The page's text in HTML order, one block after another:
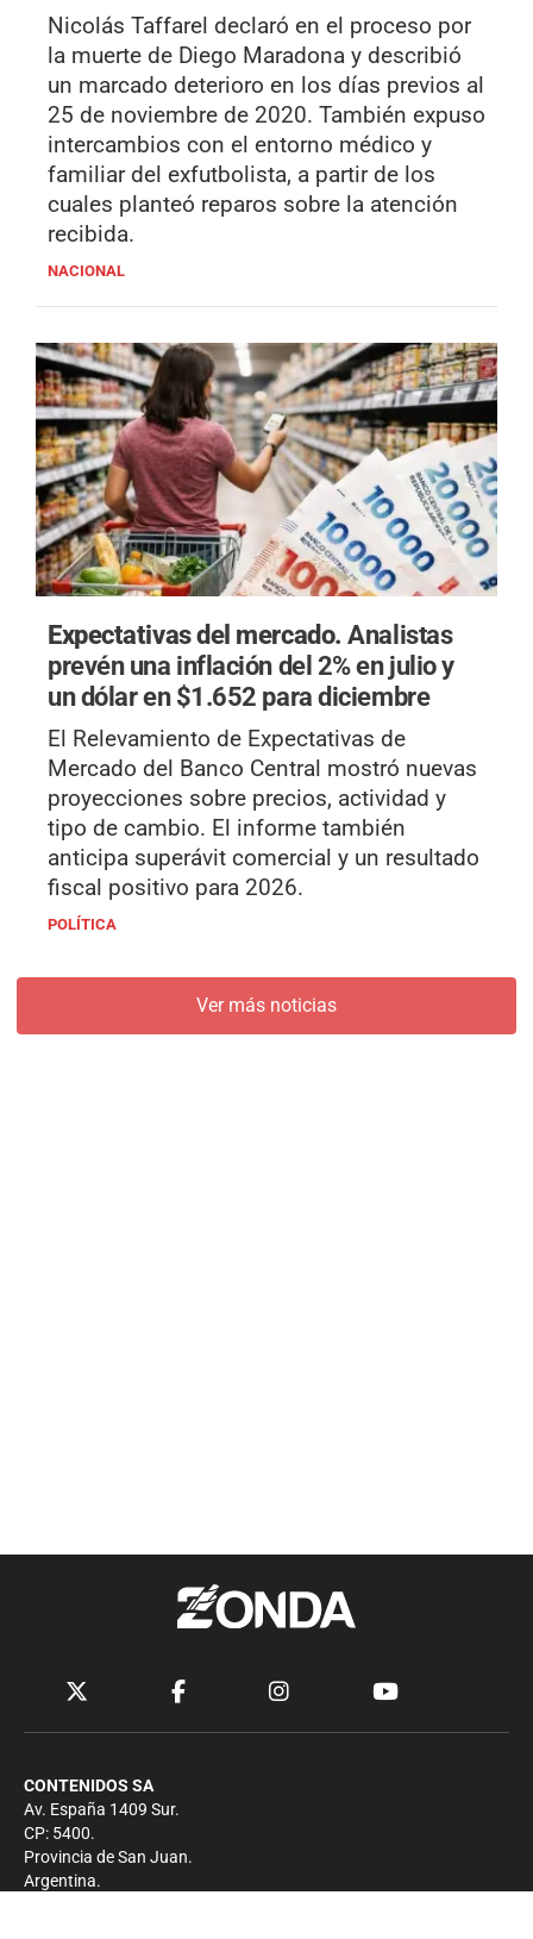
Nicolás Taffarel declaró en el proceso por
la muerte de Diego Maradona y describió
un marcado deterioro en los días previos al
25 de noviembre de 2020. También expuso
intercambios con el entorno médico y
familiar del exfutbolista, a partir de los
cuales planteó reparos sobre la atención
recibida.
NACIONAL
Expectativas del mercado.Analistas
prevén una inflación del 2% en julio y
un dólar en $1.652 para diciembre
El Relevamiento de Expectativas de
Mercado del Banco Central mostró nuevas
proyecciones sobre precios, actividad y
tipo de cambio. El informe también
anticipa superávit comercial y un resultado
fiscal positivo para 2026.
POLÍTICA
Ver más noticias
CONTENIDOS SA
Av. España 1409 Sur.
CP: 5400.
Provincia de San Juan.
Argentina.